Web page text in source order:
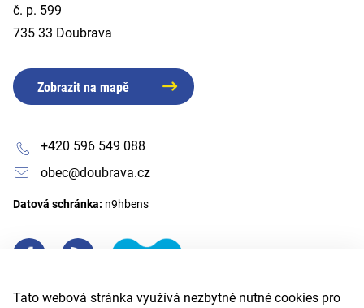
Tato webová stránka využívá nezbytně nutné cookies pro
č. p. 599
735 33 Doubrava
Zobrazit na mapě
+420 596 549 088
obec@doubrava.cz
Datová schránka: n9hbens